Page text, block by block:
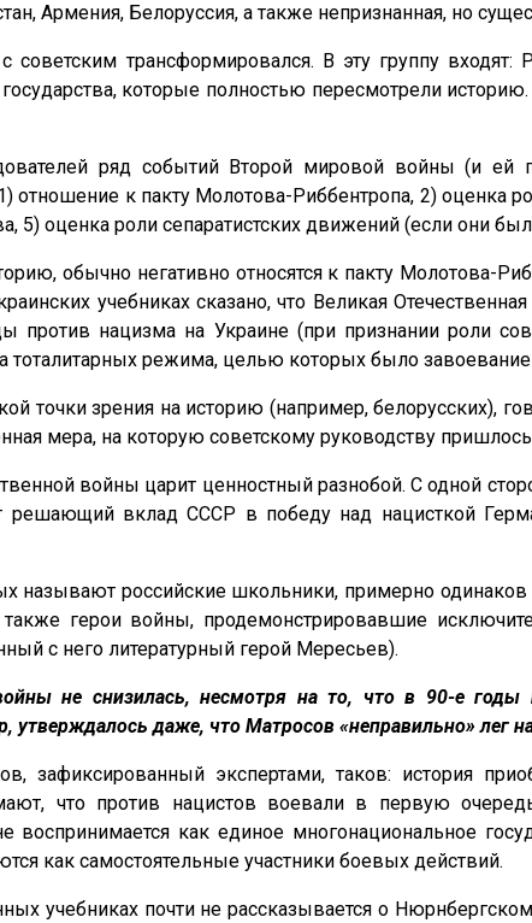
Армения, Белоруссия, а также непризнанная, но
трансформировался. В эту группу входят:
которые полностью пересмотрели
ряд событий Второй мировой войны (и ей
отношение к пакту Молотова-Риббентропа, 2) оценка
5) оценка роли сепаратистских движений (если они
обычно негативно относятся к пакту Молотова-
учебниках сказано, что Великая
нацизма на Украине (при признании роли
тоталитарных режима, целью которых было
точки зрения на историю (например,
мера, на которую советскому руководству
войны царит ценностный разнобой. С одной
вклад СССР в победу над нацисткой
называют российские школьники, примерно
герои войны, продемонстрировавшие
с него литературный герой Мересьев).
не снизилась, несмотря на то, что в 90-е годы
даже, что Матросов «неправильно» лег
экспертами, таков: история
что против нацистов воевали в первую
как единое многонациональное
как самостоятельные участники боевых действий.
учебниках почти не рассказывается о